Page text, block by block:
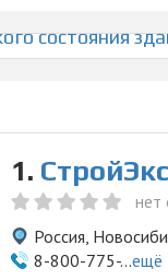
состояния
1.
нет
Россия,
8-800-775-...ещё